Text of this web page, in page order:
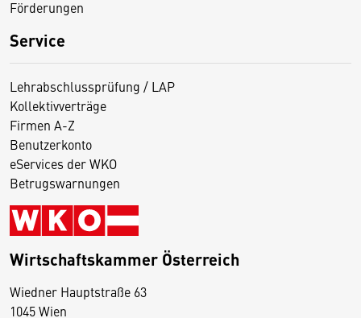
Förderungen
Service
Lehrabschlussprüfung / LAP
Kollektivverträge
Firmen A-Z
Benutzerkonto
eServices der WKO
Betrugswarnungen
Wirtschaftskammer Österreich
Wiedner Hauptstraße 63
1045 Wien
D